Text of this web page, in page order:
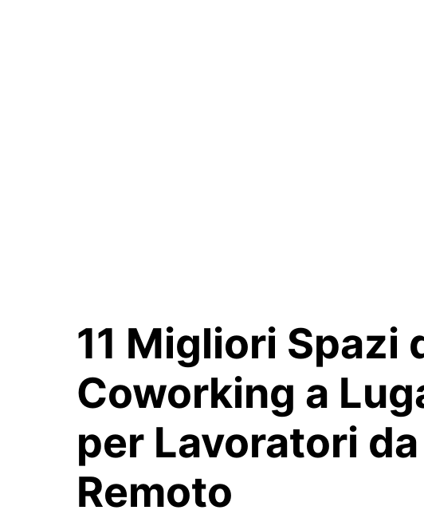
11 Migliori Spazi
Coworking a
per Lavoratori da
Remoto